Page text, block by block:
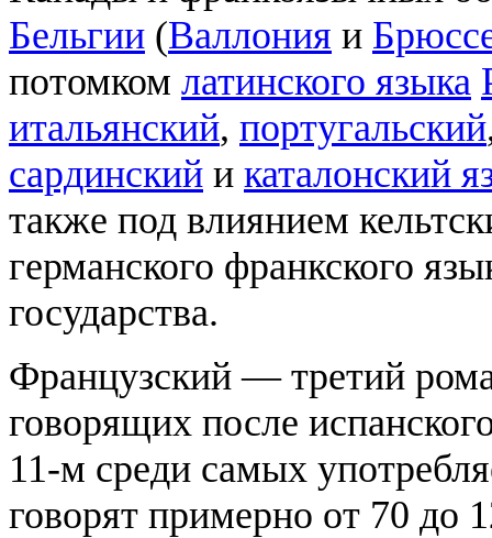
Бельгии (Валлония и
потомком латинского языка
итальянский, португальский
сардинский и каталонский
также под влиянием
германского франкского
государства.
Французский — третий
говорящих после
11-м среди самых
говорят примерно от 70 до